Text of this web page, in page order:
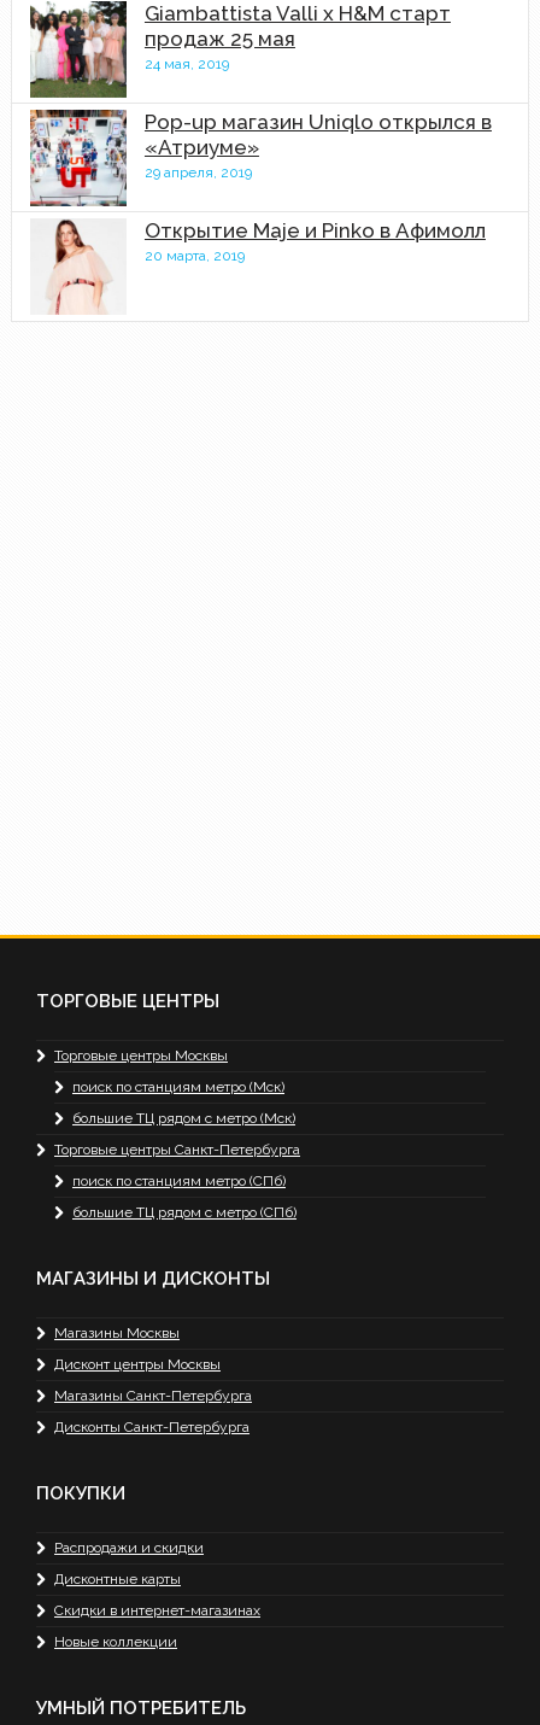
Giambattista Valli x H&M старт
продаж 25 мая
24 мая, 2019
Pop-up магазин Uniqlo открылся в
«Атриуме»
29 апреля, 2019
Открытие Maje и Pinko в Афимолл
20 марта, 2019
ТОРГОВЫЕ ЦЕНТРЫ
Торговые центры Москвы
поиск по станциям метро (Мск)
большие ТЦ рядом с метро (Мск)
Торговые центры Санкт-Петербурга
поиск по станциям метро (СПб)
большие ТЦ рядом с метро (СПб)
МАГАЗИНЫ И ДИСКОНТЫ
Магазины Москвы
Дисконт центры Москвы
Магазины Санкт-Петербурга
Дисконты Санкт-Петербурга
ПОКУПКИ
Распродажи и скидки
Дисконтные карты
Скидки в интернет-магазинах
Новые коллекции
УМНЫЙ ПОТРЕБИТЕЛЬ